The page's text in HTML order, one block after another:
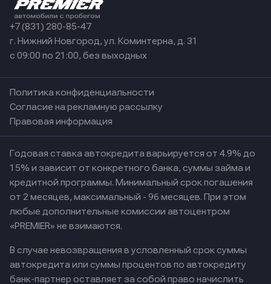
+7 (831) 280-85-47
г. Нижний Новгород, ул. Коминтерна, д. 31
с 09:00 по 21:00, без выходных
Политика конфиденциальности
Согласие на рекламную рассылку
Правовая информация
Годовая ставка автокредита варьируется от 4.9% до
15% и зависит от конкретного банка, суммы займа и
кредитной программы. Минимальный срок погашения
от 2 месяцев, максимальный - 96 месяцев. При этом
любые дополнительные комиссии автоцентром
«PREMIER» не взимаются.
В случае невозвращения в условленный срок суммы
автокредита или суммы процентов по автокредиту
банк-партнер оставляет за собой право начислить